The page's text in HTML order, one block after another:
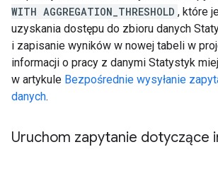
WITH AGGREGATION_THRESHOLD , które
uzyskania dostępu do zbioru danych
i zapisanie wyników w nowej tabeli w
informacji o pracy z danymi Statystyk
w artykule Bezpośrednie wysyłanie
danych.
Uruchom zapytanie dotyczące